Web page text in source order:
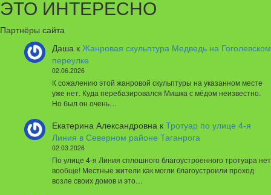
ЭТО ИНТЕРЕСНО
Партнёры сайта
Даша к Жанровая скульптура Медведь на Гоголевском
переулке
02.06.2026
К сожалению этой жанровой скульптуры на указанном месте
уже нет. Куда перебазировался Мишка с мёдом неизвестно.
Но был он очень…
Екатерина Александровна к Тротуар по улице 4-я
Линия в Северном районе Таганрога
02.03.2026
По улице 4-я Линия сплошного благоустроенного тротуара нет
вообще! Местные жители как могли благоустроили проход
возле своих домов и это…